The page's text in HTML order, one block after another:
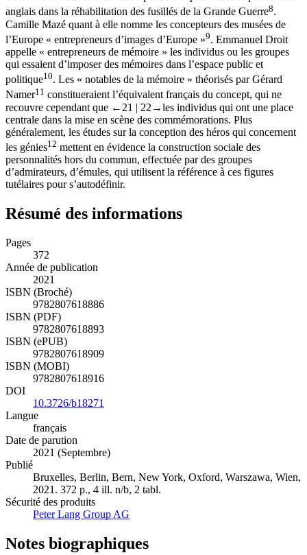
anglais dans la réhabilitation des fusillés de la Grande Guerre8.
Camille Mazé quant à elle nomme les concepteurs des musées de
l’Europe « entrepreneurs d’images d’Europe »9. Emmanuel Droit
appelle « entrepreneurs de mémoire » les individus ou les groupes
qui essaient d’imposer des mémoires dans l’espace public et
politique10. Les « notables de la mémoire » théorisés par Gérard
Namer11 constitueraient l’équivalent français du concept, qui ne
recouvre cependant que ←21 | 22→les individus qui ont une place
centrale dans la mise en scène des commémorations. Plus
généralement, les études sur la conception des héros qui concernent
les génies12 mettent en évidence la construction sociale des
personnalités hors du commun, effectuée par des groupes
d’admirateurs, d’émules, qui utilisent la référence à ces figures
tutélaires pour s’autodéfinir.
Résumé des informations
Pages
372
Année de publication
2021
ISBN (Broché)
9782807618886
ISBN (PDF)
9782807618893
ISBN (ePUB)
9782807618909
ISBN (MOBI)
9782807618916
DOI
10.3726/b18271
Langue
français
Date de parution
2021 (Septembre)
Publié
Bruxelles, Berlin, Bern, New York, Oxford, Warszawa, Wien,
2021. 372 p., 4 ill. n/b, 2 tabl.
Sécurité des produits
Peter Lang Group AG
Notes biographiques